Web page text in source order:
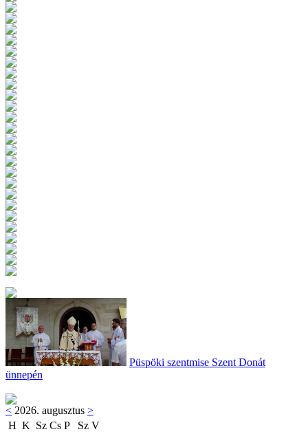
Püspöki szentmise Szent Donát
ünnepén
< 2026. augusztus >
H K Sz Cs P Sz V